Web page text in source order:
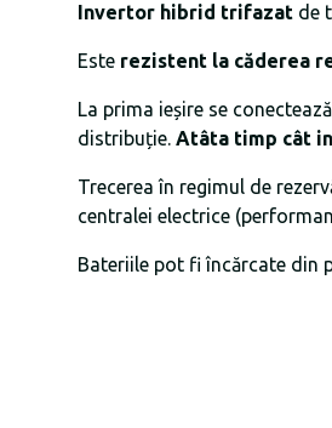
Invertor hibrid trifazat de
Este rezistent la căderea
La prima ieșire se
distribuție. Atâta timp cât
Trecerea în regimul de
centralei electrice
Bateriile pot fi încărcate din